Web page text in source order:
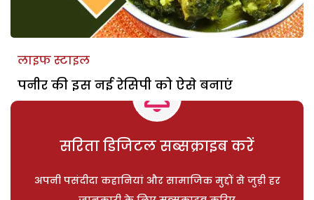
लाइफ स्टाइल
पनीर की इस नई रेसिपी को ऐसे बनाएं
सरिता डिजिटल सब्सक्राइब करें
अपनी पसंदीदा कहानियां और सामाजिक मुद्दों से जुड़ी हर